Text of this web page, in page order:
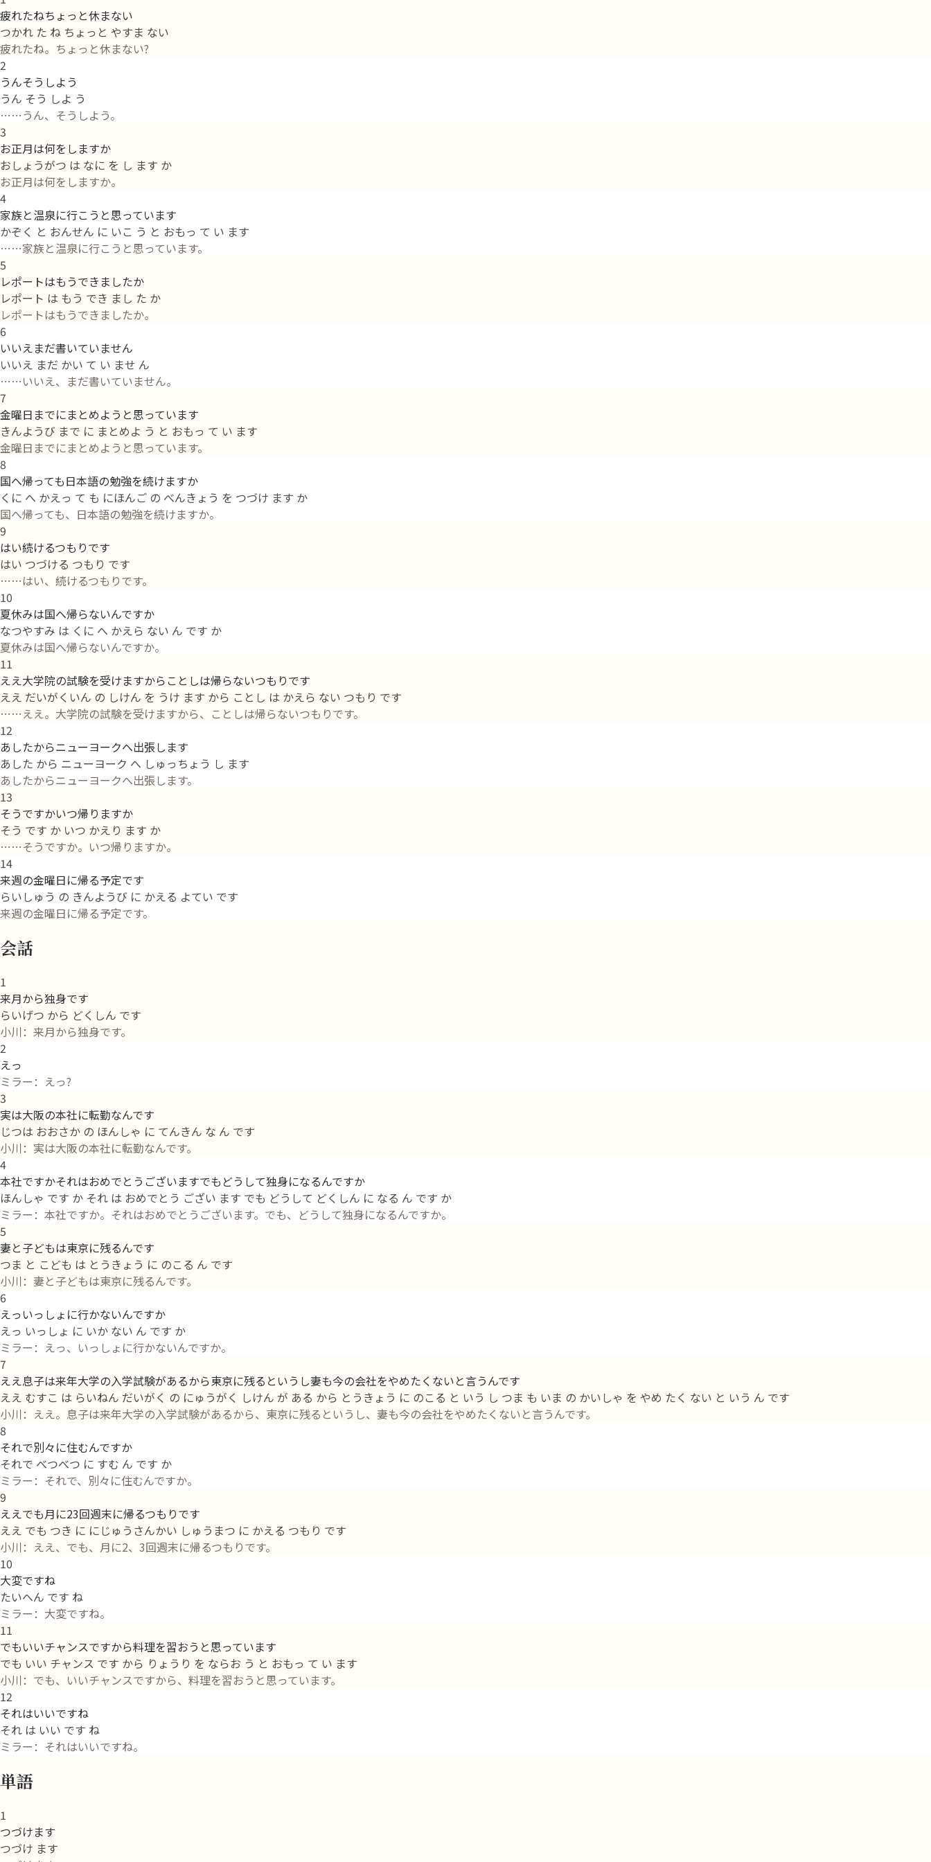
疲れたねちょっと休まない
つかれ た ね ちょっと やすま ない
疲れたね。ちょっと休まない?
2
うんそうしよう
うん そう しよ う
……うん、そうしよう。
3
お正月は何をしますか
おしょうがつ は なに を し ます か
お正月は何をしますか。
4
家族と温泉に行こうと思っています
かぞく と おんせん に いこ う と おもっ て い ます
……家族と温泉に行こうと思っています。
5
レポートはもうできましたか
レポート は もう でき まし た か
レポートはもうできましたか。
6
いいえまだ書いていません
いいえ まだ かい て い ませ ん
……いいえ、まだ書いていません。
7
金曜日までにまとめようと思っています
きんようび まで に まとめよ う と おもっ て い ます
金曜日までにまとめようと思っています。
8
国へ帰っても日本語の勉強を続けますか
くに へ かえっ て も にほんご の べんきょう を つづけ ます か
国へ帰っても、日本語の勉強を続けますか。
9
はい続けるつもりです
はい つづける つもり です
……はい、続けるつもりです。
10
夏休みは国へ帰らないんですか
なつやすみ は くに へ かえら ない ん です か
夏休みは国へ帰らないんですか。
11
ええ大学院の試験を受けますからことしは帰らないつもりです
ええ だいがくいん の しけん を うけ ます から ことし は かえら ない つもり です
……ええ。大学院の試験を受けますから、ことしは帰らないつもりです。
12
あしたからニューヨークへ出張します
あした から ニューヨーク へ しゅっちょう し ます
あしたからニューヨークへ出張します。
13
そうですかいつ帰りますか
そう です か いつ かえり ます か
……そうですか。いつ帰りますか。
14
来週の金曜日に帰る予定です
らいしゅう の きんようび に かえる よてい です
来週の金曜日に帰る予定です。
会話
1
来月から独身です
らいげつ から どくしん です
小川：来月から独身です。
2
えっ
ミラー：えっ?
3
実は大阪の本社に転勤なんです
じつは おおさか の ほんしゃ に てんきん な ん です
小川：実は大阪の本社に転勤なんです。
4
本社ですかそれはおめでとうございますでもどうして独身になるんですか
ほんしゃ です か それ は おめでとう ござい ます でも どうして どくしん に なる ん です か
ミラー：本社ですか。それはおめでとうございます。でも、どうして独身になるんですか。
5
妻と子どもは東京に残るんです
つま と こども は とうきょう に のこる ん です
小川：妻と子どもは東京に残るんです。
6
えっいっしょに行かないんですか
えっ いっしょ に いか ない ん です か
ミラー：えっ、いっしょに行かないんですか。
7
ええ息子は来年大学の入学試験があるから東京に残るというし妻も今の会社をやめたくないと言うんです
ええ むすこ は らいねん だいがく の にゅうがく しけん が ある から とうきょう に のこる と いう し つま も いま の かいしゃ を やめ たく ない と いう ん です
小川：ええ。息子は来年大学の入学試験があるから、東京に残るというし、妻も今の会社をやめたくないと言うんです。
8
それで別々に住むんですか
それで べつべつ に すむ ん です か
ミラー：それで、別々に住むんですか。
9
ええでも月に23回週末に帰るつもりです
ええ でも つき に にじゅうさんかい しゅうまつ に かえる つもり です
小川：ええ、でも、月に2、3回週末に帰るつもりです。
10
大変ですね
たいへん です ね
ミラー：大変ですね。
11
でもいいチャンスですから料理を習おうと思っています
でも いい チャンス です から りょうり を ならお う と おもっ て い ます
小川：でも、いいチャンスですから、料理を習おうと思っています。
12
それはいいですね
それ は いい です ね
ミラー：それはいいですね。
単語
1
つづけます
つづけ ます